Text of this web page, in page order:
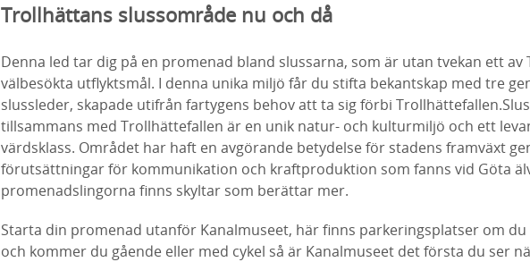
Trollhättans slussområde nu och då
Denna led tar dig på en promenad bland slussarna, som är utan tvekan ett
välbesökta utflyktsmål. I denna unika miljö får du stifta bekantskap med tre
slussleder, skapade utifrån fartygens behov att ta sig förbi
tillsammans med Trollhättefallen är en unik natur- och kulturmiljö och ett
värdsklass. Området har haft en avgörande betydelse för stadens framväxt
förutsättningar för kommunikation och kraftproduktion som fanns vid Göta
promenadslingorna finns skyltar som berättar mer.
Starta din promenad utanför Kanalmuseet, här finns parkeringsplatser om
och kommer du gående eller med cykel så är Kanalmuseet det första du ser